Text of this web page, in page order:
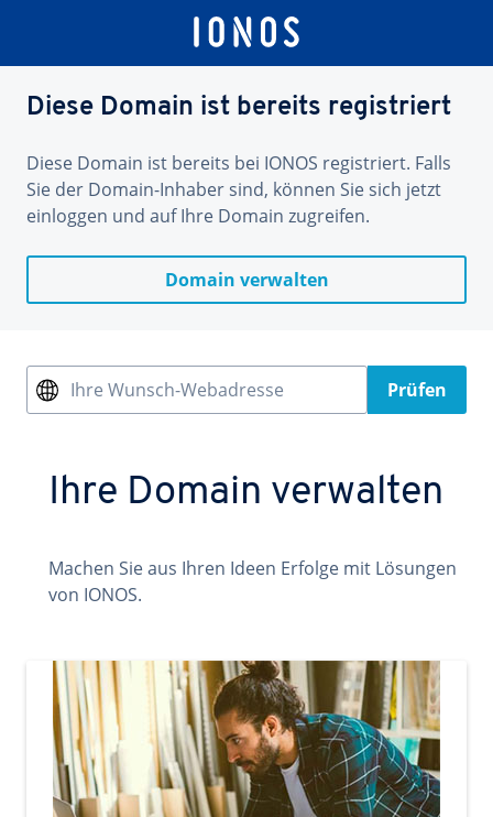
Diese Domain ist bereits registriert
Diese Domain ist bereits bei IONOS registriert. Falls
Sie der Domain-Inhaber sind, können Sie sich jetzt
einloggen und auf Ihre Domain zugreifen.
Domain verwalten
Ihre Wunsch-Webadresse Prüfen
Ihre Domain verwalten
Machen Sie aus Ihren Ideen Erfolge mit Lösungen
von IONOS.